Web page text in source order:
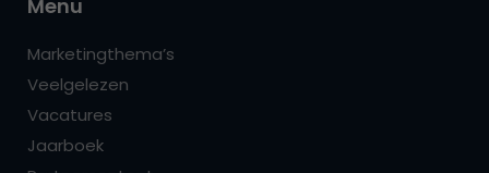
Menu
Marketingthema’s
Veelgelezen
Vacatures
Jaarboek